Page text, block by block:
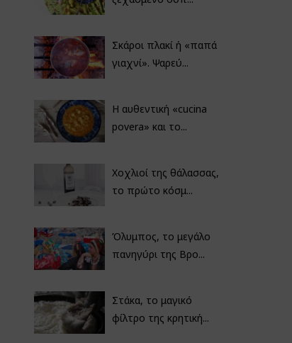
Σκάροι πλακί ή «παπά
γιαχνί». Ψαρεύ...
Η αυθεντική «cucina
povera» και το...
Χοχλιοί της θάλασσας,
το πρώτο κόσμ...
Όλυμπος, το μεγάλο
πανηγύρι της Βρο...
Στάκα, το μαγικό
φίλτρο της κρητική...